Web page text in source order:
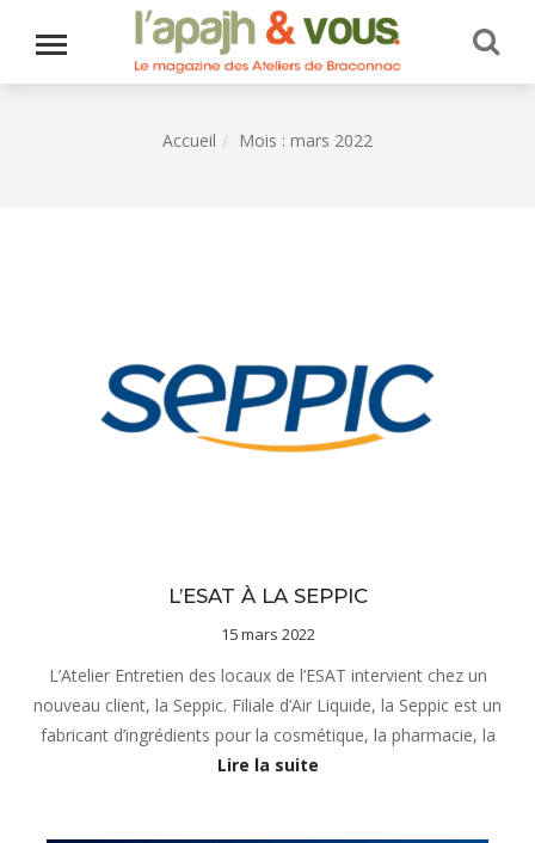
Accueil Mois : mars 2022
L’ESAT À LA SEPPIC
15 mars 2022
L’Atelier Entretien des locaux de l’ESAT intervient chez un
nouveau client, la Seppic. Filiale d’Air Liquide, la Seppic est un
fabricant d’ingrédients pour la cosmétique, la pharmacie, la
Lire la suite